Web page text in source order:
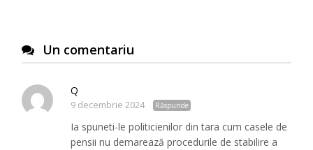
Un comentariu
Q
9 decembrie 2024 Răspunde
Ia spuneti-le politicienilor din tara cum casele de
pensii nu demarează procedurile de stabilire a